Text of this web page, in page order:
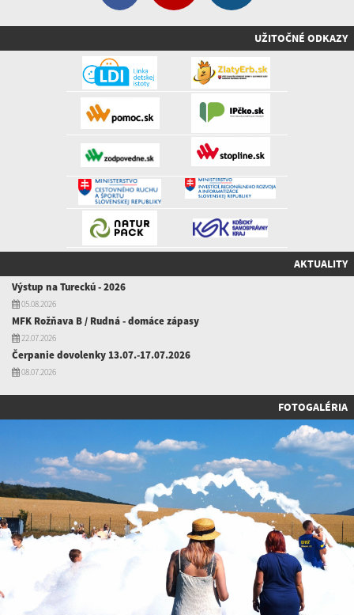
UŽITOČNÉ ODKAZY
AKTUALITY
Výstup na Tureckú - 2026
05.08.2026
MFK Rožňava B / Rudná - domáce zápasy
22.07.2026
Čerpanie dovolenky 13.07.-17.07.2026
08.07.2026
FOTOGALÉRIA